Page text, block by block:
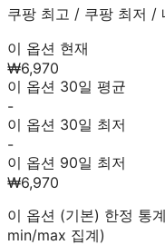
쿠팡 최고 / 쿠팡 최저 /
이 옵션 현재
₩6,970
이 옵션 30일 평균
-
이 옵션 30일 최저
-
이 옵션 90일 최저
₩6,970
이 옵션 (기본) 한정 통
min/max 집계)